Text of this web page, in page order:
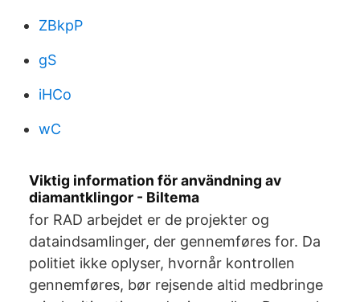
ZBkpP
gS
iHCo
wC
Viktig information för användning av
diamantklingor - Biltema
for RAD arbejdet er de projekter og
dataindsamlinger, der gennemføres for. Da
politiet ikke oplyser, hvornår kontrollen
gennemføres, bør rejsende altid medbringe